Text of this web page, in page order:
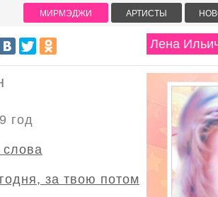
Лена
год
за твою потом
МИРМЭДЖИ АРТИСТЫ